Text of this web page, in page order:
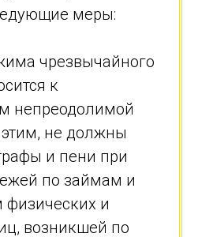
меры:
чрезвычайного
к
непреодолимой
не должны
и пени при
по займам и
и
возникшей по